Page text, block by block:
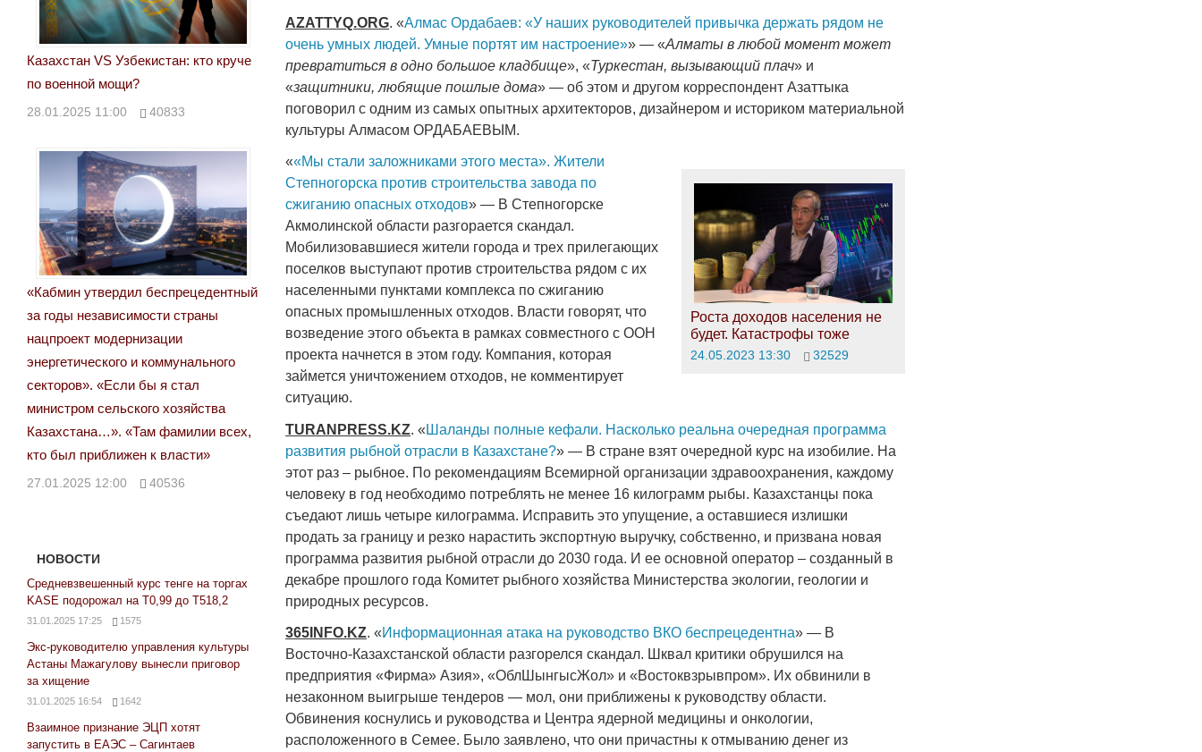
AZATTYQ.ORG. «Алмас Ордабаев: «У наших руководителей привычка держать рядом не
очень умных людей. Умные портят им настроение»» — «Алматы в любой момент может
превратиться в одно большое кладбище», «Туркестан, вызывающий плач» и
«защитники, любящие пошлые дома» — об этом и другом корреспондент Азаттыка
поговорил с одним из самых опытных архитекторов, дизайнером и историком материальной
культуры Алмасом ОРДАБАЕВЫМ.
Роста доходов населения не
будет. Катастрофы тоже
24.05.2023 13:30 32529
««Мы стали заложниками этого места». Жители
Степногорска против строительства завода по
сжиганию опасных отходов» — В Степногорске
Акмолинской области разгорается скандал.
Мобилизовавшиеся жители города и трех прилегающих
поселков выступают против строительства рядом с их
населенными пунктами комплекса по сжиганию
опасных промышленных отходов. Власти говорят, что
возведение этого объекта в рамках совместного с ООН
проекта начнется в этом году. Компания, которая
займется уничтожением отходов, не комментирует
ситуацию.
TURANPRESS.KZ. « Шаланды полные кефали. Насколько реальна очередная программа
развития рыбной отрасли в Казахстане?» — В стране взят очередной курс на изобилие. На
этот раз – рыбное. По рекомендациям Всемирной организации здравоохранения, каждому
человеку в год необходимо потреблять не менее 16 килограмм рыбы. Казахстанцы пока
съедают лишь четыре килограмма. Исправить это упущение, а оставшиеся излишки
продать за границу и резко нарастить экспортную выручку, собственно, и призвана новая
программа развития рыбной отрасли до 2030 года. И ее основной оператор – созданный в
декабре прошлого года Комитет рыбного хозяйства Министерства экологии, геологии и
природных ресурсов.
365 INFO.KZ. «Информационная атака на руководство ВКО беспрецедентна» — В
Восточно-Казахстанской области разгорелся скандал. Шквал критики обрушился на
предприятия «Фирма» Азия», «ОблШынгысЖол» и «Востоквзрывпром». Их обвинили в
незаконном выигрыше тендеров — мол, они приближены к руководству области.
Обвинения коснулись и руководства и Центра ядерной медицины и онкологии,
расположенного в Семее. Было заявлено, что они причастны к отмыванию денег из
Казахстан VS Узбекистан: кто круче
по военной мощи?
28.01.2025 11:00 40833
«Кабмин утвердил беспрецедентный
за годы независимости страны
нацпроект модернизации
энергетического и коммунального
секторов». «Если бы я стал
министром сельского хозяйства
Казахстана…». «Там фамилии всех,
кто был приближен к власти»
27.01.2025 12:00 40536
НОВОСТИ
Средневзвешенный курс тенге на торгах
KASE подорожал на Т0,99 до Т518,2
31.01.2025 17:25 1575
Экс-руководителю управления культуры
Астаны Мажагулову вынесли приговор
за хищение
31.01.2025 16:54 1642
Взаимное признание ЭЦП хотят
запустить в ЕАЭС – Сагинтаев